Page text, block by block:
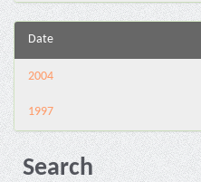
Date
2004
1997
Search